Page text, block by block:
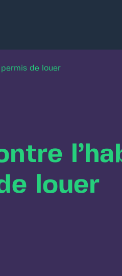
de louer
louer